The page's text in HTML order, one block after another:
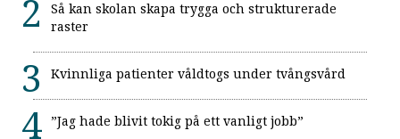
Så kan skolan skapa trygga och strukturerade
raster
Kvinnliga patienter våldtogs under tvångsvård
”Jag hade blivit tokig på ett vanligt jobb”